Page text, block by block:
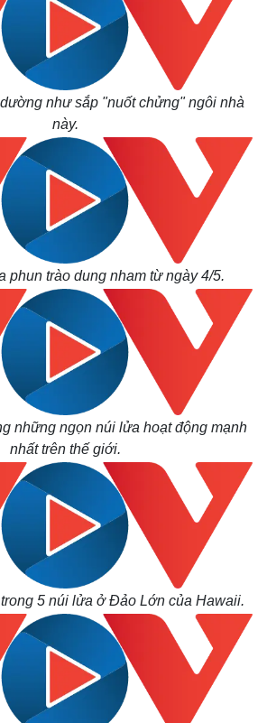
Thị trường
Giá vàng
Tiêu dùng
Tỷ giá
Chứng khoán
Giá cà phê
như sắp "nuốt chửng" ngôi nhà
này.
phun trào dung nham từ ngày 4/5.
những ngọn núi lửa hoạt động mạnh
nhất trên thế giới.
5 núi lửa ở Đảo Lớn của Hawaii.